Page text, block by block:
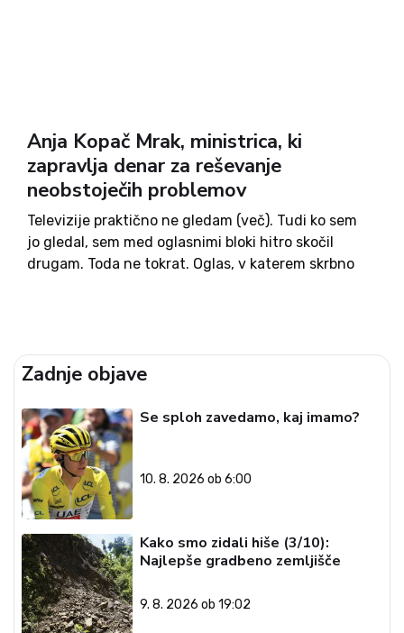
Anja Kopač Mrak, ministrica, ki
zapravlja denar za reševanje
neobstoječih problemov
Televizije praktično ne gledam (več). Tudi ko sem
jo gledal, sem med oglasnimi bloki hitro skočil
drugam. Toda ne tokrat. Oglas, v katerem skrbno
Zadnje objave
Se sploh zavedamo, kaj imamo?
10. 8. 2026 ob 6:00
Kako smo zidali hiše (3/10):
Najlepše gradbeno zemljišče
9. 8. 2026 ob 19:02